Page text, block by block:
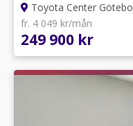
Toyota Center
fr. 4 049 kr/mån
249 900 kr